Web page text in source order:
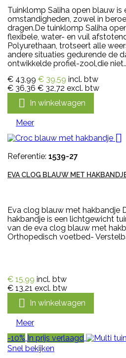
Tuinklomp Saliha open blauw
omstandigheden, zowel in
dragen.De tuinklomp Saliha
flexibele, water- en vuil
Polyurethaan, trotseert alle
andere situaties gedurende de
ontwikkelde profiel-zool,die
€ 43,99 € 39,59 incl. btw
€ 36,36 € 32,72 excl. btw
 In winkelwagen
Meer

Referentie: 1539-27
EVA CLOG BLAUW MET
Eva clog blauw met hakbandje
hakbandje is een lichtgewicht
van de eva clog blauw met
Orthopedisch voetbed-
€ 15,99 incl. btw
€ 13,21 excl. btw
 In winkelwagen
Meer
-10% In prijs verlaagd
Snel bekijken